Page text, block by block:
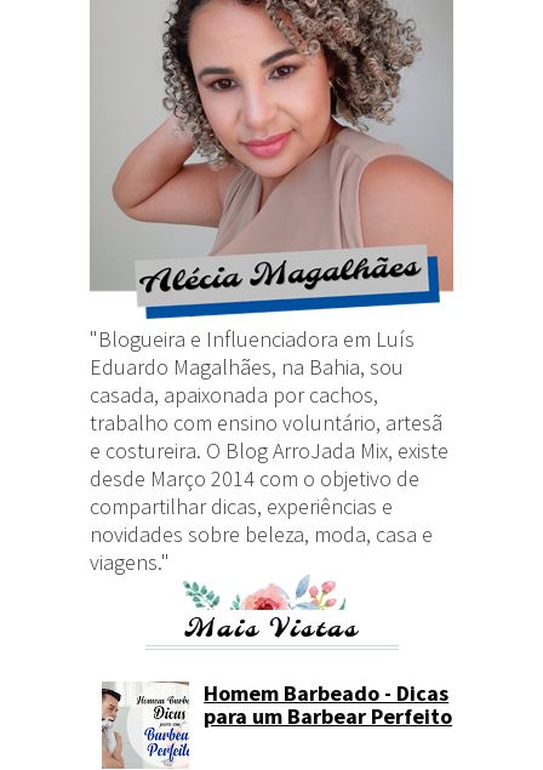
"Blogueira e Influenciadora em Luís
Eduardo Magalhães, na Bahia, sou
casada, apaixonada por cachos,
trabalho com ensino voluntário, artesã
e costureira. O Blog ArroJada Mix, existe
desde Março 2014 com o objetivo de
compartilhar dicas, experiências e
novidades sobre beleza, moda, casa e
viagens."
Mais Vistas
Homem Barbeado - Dicas
para um Barbear Perfeito